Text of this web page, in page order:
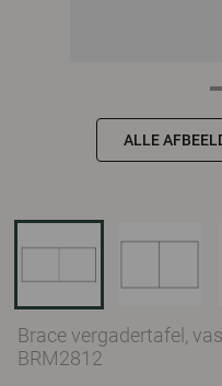
ALLE
Brace vergadertafel,
BRM2812